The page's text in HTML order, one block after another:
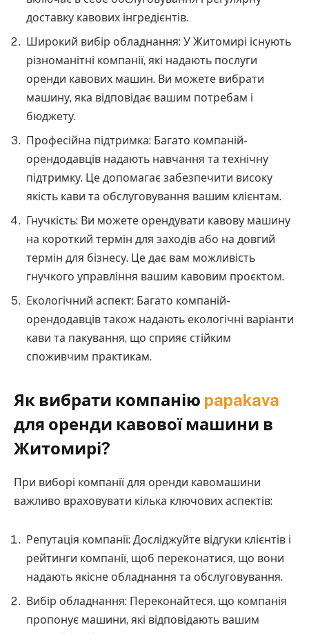
доставку кавових інгредієнтів.
Широкий вибір обладнання: У Житомирі існують
різноманітні компанії, які надають послуги
оренди кавових машин. Ви можете вибрати
машину, яка відповідає вашим потребам і
бюджету.
Професійна підтримка: Багато компаній-
орендодавців надають навчання та технічну
підтримку. Це допомагає забезпечити високу
якість кави та обслуговування вашим клієнтам.
Гнучкість: Ви можете орендувати кавову машину
на короткий термін для заходів або на довгий
термін для бізнесу. Це дає вам можливість
гнучкого управління вашим кавовим проєктом.
Екологічний аспект: Багато компаній-
орендодавців також надають екологічні варіанти
кави та пакування, що сприяє стійким
споживчим практикам.
Як вибрати компанію papakava
для оренди кавової машини в
Житомирі?
При виборі компанії для оренди кавомашини
важливо враховувати кілька ключових аспектів:
Репутація компанії: Досліджуйте відгуки клієнтів і
рейтинги компанії, щоб переконатися, що вони
надають якісне обладнання та обслуговування.
Вибір обладнання: Переконайтеся, що компанія
пропонує машини, які відповідають вашим